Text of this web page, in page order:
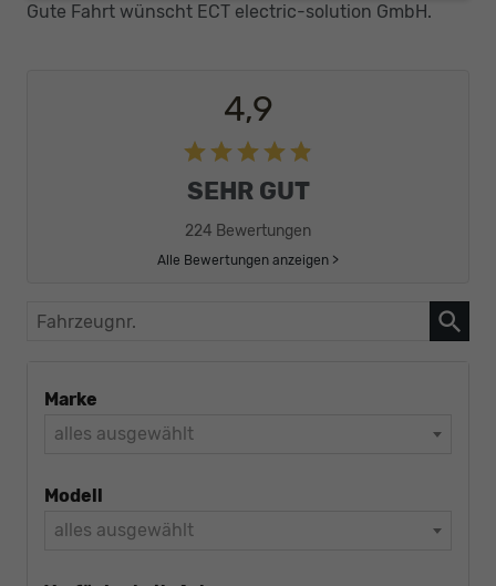
Gute Fahrt wünscht ECT electric-solution GmbH.
4,9
SEHR GUT
224 Bewertungen
Alle Bewertungen anzeigen >
Fahrzeugnr.
Marke
alles ausgewählt
Modell
alles ausgewählt